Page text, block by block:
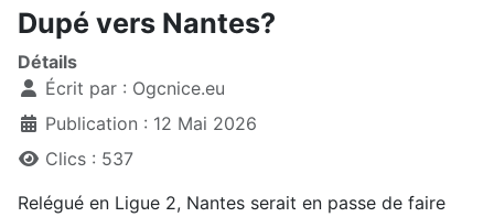
Dupé vers Nantes?
Détails
Écrit par : Ogcnice.eu
Publication : 12 Mai 2026
Clics : 537
Relégué en Ligue 2, Nantes serait en passe de faire